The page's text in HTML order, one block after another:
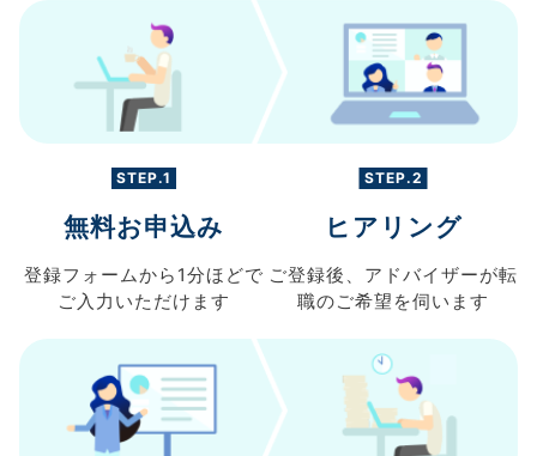
STEP.1
無料お申込み
登録フォームから 1分ほどで
ご入力 いただけます
STEP.2
ヒアリング
ご登録後、 アドバイザーが転
職のご希望を伺います